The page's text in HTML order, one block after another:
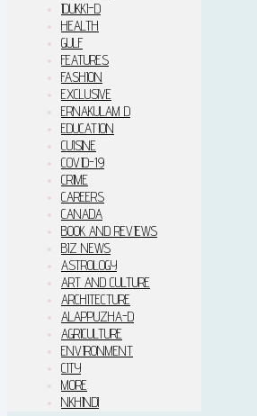
IDUKKI–D
HEALTH
GULF
FEATURES
FASHION
EXCLUSIVE
ERNAKULAM D
EDUCATION
CUISINE
COVID-19
CRIME
CAREERS
CANADA
BOOK AND REVIEWS
BIZ NEWS
ASTROLOGY
ART AND CULTURE
ARCHITECTURE
ALAPPUZHA-D
AGRICULTURE
ENVIRONMENT
CITY
MORE
NKHINDI